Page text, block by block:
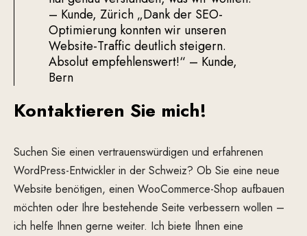
– Kunde, Zürich „Dank der SEO-
Optimierung konnten wir unseren
Website-Traffic deutlich steigern.
Absolut empfehlenswert!“ – Kunde,
Bern
Kontaktieren Sie mich!
Suchen Sie einen vertrauenswürdigen und erfahrenen
WordPress-Entwickler in der Schweiz? Ob Sie eine neue
Website benötigen, einen WooCommerce-Shop aufbauen
möchten oder Ihre bestehende Seite verbessern wollen –
ich helfe Ihnen gerne weiter. Ich biete Ihnen eine